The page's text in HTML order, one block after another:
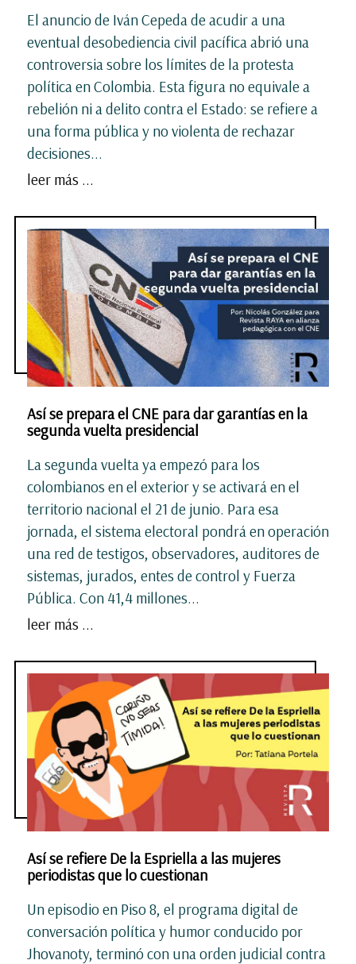
El anuncio de Iván Cepeda de acudir a una
eventual desobediencia civil pacífica abrió una
controversia sobre los límites de la protesta
política en Colombia. Esta figura no equivale a
rebelión ni a delito contra el Estado: se refiere a
una forma pública y no violenta de rechazar
decisiones...
leer más ...
Así se prepara el CNE para dar garantías en la
segunda vuelta presidencial
La segunda vuelta ya empezó para los
colombianos en el exterior y se activará en el
territorio nacional el 21 de junio. Para esa
jornada, el sistema electoral pondrá en operación
una red de testigos, observadores, auditores de
sistemas, jurados, entes de control y Fuerza
Pública. Con 41,4 millones...
leer más ...
Así se refiere De la Espriella a las mujeres
periodistas que lo cuestionan
Un episodio en Piso 8, el programa digital de
conversación política y humor conducido por
Jhovanoty, terminó con una orden judicial contra